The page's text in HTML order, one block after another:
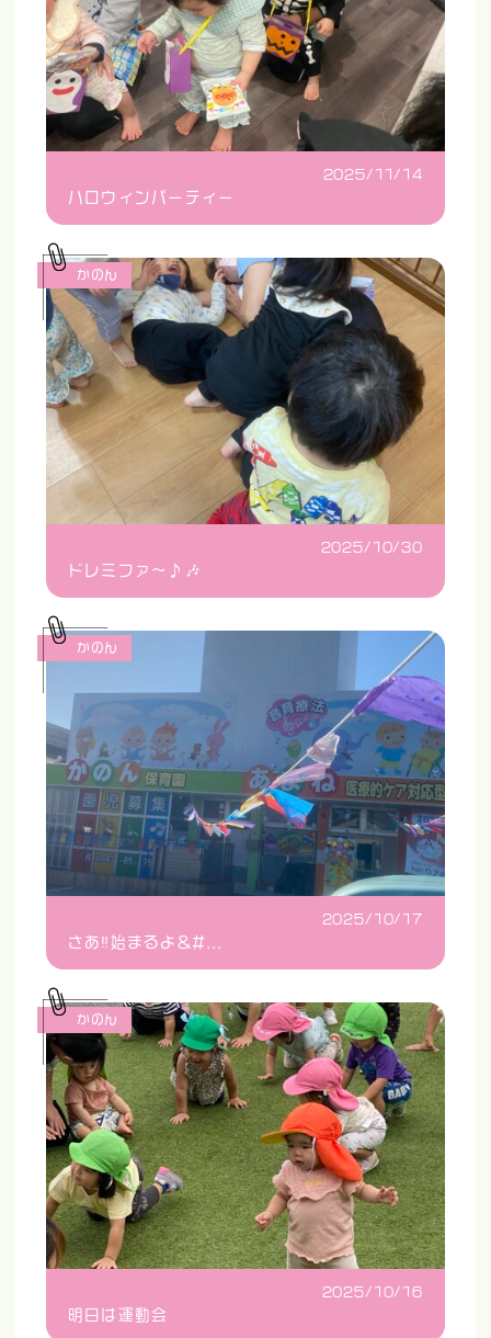
2025/11/14
ハロウィンパーティー
2025/10/30
ドレミファ〜♪🎶
かのん
2025/10/17
さあ‼️始まるよ&#...
かのん
2025/10/16
明日は運動会
かのん